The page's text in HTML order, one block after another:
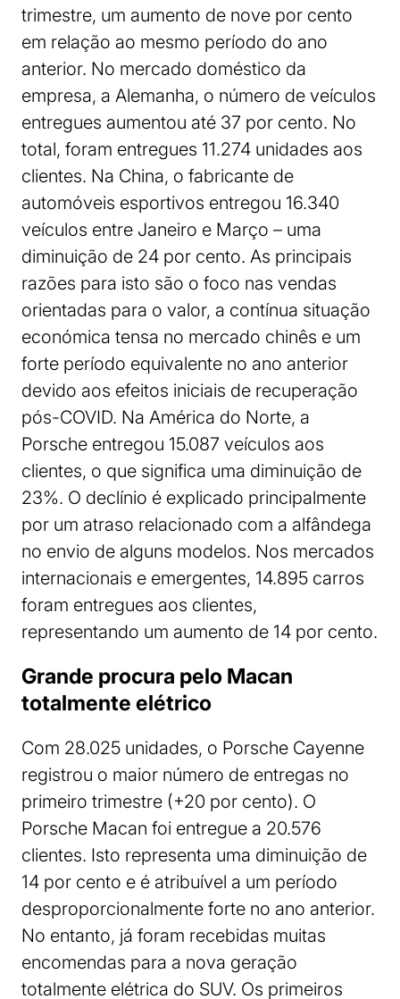
trimestre, um aumento de nove por cento
em relação ao mesmo período do ano
anterior. No mercado doméstico da
empresa, a Alemanha, o número de veículos
entregues aumentou até 37 por cento. No
total, foram entregues 11.274 unidades aos
clientes. Na China, o fabricante de
automóveis esportivos entregou 16.340
veículos entre Janeiro e Março – uma
diminuição de 24 por cento. As principais
razões para isto são o foco nas vendas
orientadas para o valor, a contínua situação
económica tensa no mercado chinês e um
forte período equivalente no ano anterior
devido aos efeitos iniciais de recuperação
pós-COVID. Na América do Norte, a
Porsche entregou 15.087 veículos aos
clientes, o que significa uma diminuição de
23%. O declínio é explicado principalmente
por um atraso relacionado com a alfândega
no envio de alguns modelos. Nos mercados
internacionais e emergentes, 14.895 carros
foram entregues aos clientes,
representando um aumento de 14 por cento.
Grande procura pelo Macan
totalmente elétrico
Com 28.025 unidades, o Porsche Cayenne
registrou o maior número de entregas no
primeiro trimestre (+20 por cento). O
Porsche Macan foi entregue a 20.576
clientes. Isto representa uma diminuição de
14 por cento e é atribuível a um período
desproporcionalmente forte no ano anterior.
No entanto, já foram recebidas muitas
encomendas para a nova geração
totalmente elétrica do SUV. Os primeiros